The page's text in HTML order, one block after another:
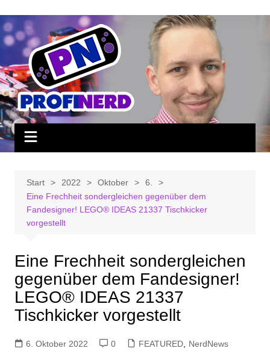
Inhalt
springen
Start 2022 Oktober
6.
Eine Frechheit sondergleichen gegenüber dem
Fandesigner! LEGO® IDEAS 21337 Tischkicker
vorgestellt
Eine Frechheit sondergleichen
gegenüber dem Fandesigner!
LEGO® IDEAS 21337
Tischkicker vorgestellt
6. Oktober 2022 0 FEATURED, NerdNews